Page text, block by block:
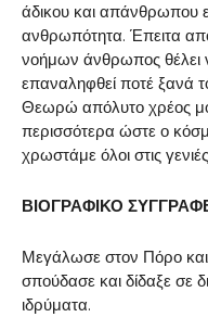
άδικου και απάνθρωπου
ανθρωπότητα. Έπειτα
νοήμων άνθρωπος θέλει
επαναληφθεί ποτέ ξανά
Θεωρώ απόλυτο χρέος
περισσότερα ώστε ο
χρωστάμε όλοι στις
ΒΙΟΓΡΑΦΙΚΟ
Μεγάλωσε στον Πόρο
σπούδασε και δίδαξε σε
ιδρύματα.